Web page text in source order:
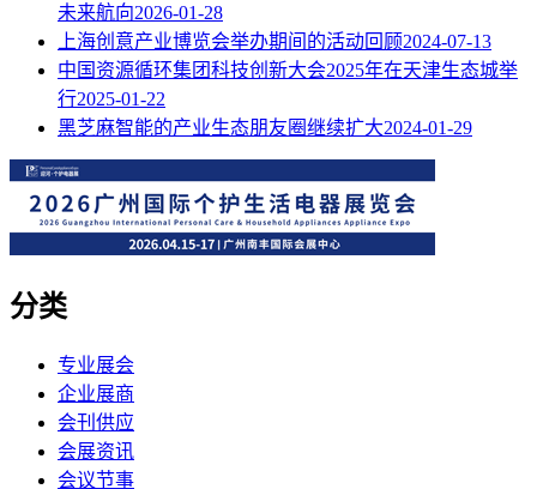
未来航向2026-01-28
上海创意产业博览会举办期间的活动回顾2024-07-13
中国资源循环集团科技创新大会2025年在天津生态城举
行2025-01-22
黑芝麻智能的产业生态朋友圈继续扩大2024-01-29
分类
专业展会
企业展商
会刊供应
会展资讯
会议节事